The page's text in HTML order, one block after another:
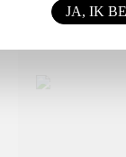
JA, IK